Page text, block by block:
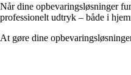
Når dine opbevaringsløsninger
professionelt udtryk – både i
At gøre dine